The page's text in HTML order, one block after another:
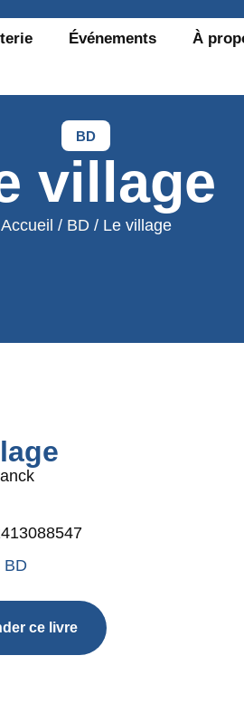
Événements À
BD
village
Accueil / BD / Le village
BD
ce livre